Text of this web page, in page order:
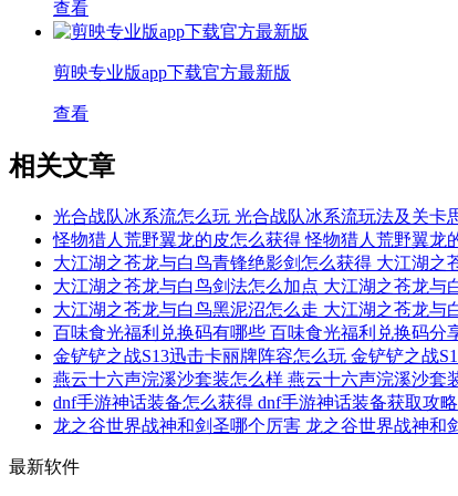
查看
剪映专业版app下载官方最新版
查看
相关文章
光合战队冰系流怎么玩 光合战队冰系流玩法及关卡
怪物猎人荒野翼龙的皮怎么获得 怪物猎人荒野翼龙
大江湖之苍龙与白鸟青锋绝影剑怎么获得 大江湖之
大江湖之苍龙与白鸟剑法怎么加点 大江湖之苍龙与
大江湖之苍龙与白鸟黑泥沼怎么走 大江湖之苍龙与
百味食光福利兑换码有哪些 百味食光福利兑换码分
金铲铲之战S13迅击卡丽牌阵容怎么玩 金铲铲之战
燕云十六声浣溪沙套装怎么样 燕云十六声浣溪沙套
dnf手游神话装备怎么获得 dnf手游神话装备获取攻略
龙之谷世界战神和剑圣哪个厉害 龙之谷世界战神和
最新软件